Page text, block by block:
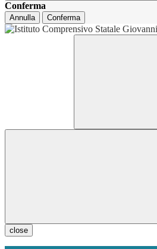
Conferma
Annulla Conferma
close